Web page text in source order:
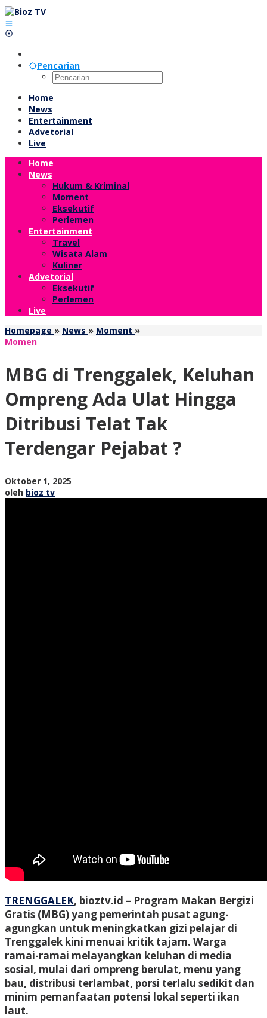
Lewati
ke
konten
Pencarian
Home
News
Entertainment
Advetorial
Live
Home
News
Hukum & Kriminal
Moment
Eksekutif
Perlemen
Entertainment
Travel
Wisata Alam
Kuliner
Advetorial
Eksekutif
Perlemen
Live
Homepage » News » Moment »MBG
Ompreng
Ulat
Hingga
Ditribusi
Telat
Tak
Terdengar
Momen
MBG di Trenggalek, Keluhan
Ompreng Ada Ulat Hingga
Ditribusi Telat Tak
Terdengar Pejabat ?
Oktober 1, 2025
oleh bioz tv
TRENGGALEK, bioztv.id – Program Makan Bergizi
Gratis (MBG) yang pemerintah pusat agung-
agungkan untuk meningkatkan gizi pelajar di
Trenggalek kini menuai kritik tajam. Warga
ramai-ramai melayangkan keluhan di media
sosial, mulai dari ompreng berulat, menu yang
bau, distribusi terlambat, porsi terlalu sedikit dan
minim pemanfaatan potensi lokal seperti ikan
laut.